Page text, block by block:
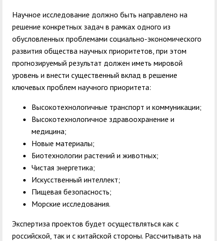
Научное исследование должно быть направлено на
решение конкретных задач в рамках одного из
обусловленных проблемами социально-экономического
развития общества научных приоритетов, при этом
прогнозируемый результат должен иметь мировой
уровень и внести существенный вклад в решение
ключевых проблем научного приоритета:
Высокотехнологичные транспорт и коммуникации;
Высокотехнологичное здравоохранение и
медицина;
Новые материалы;
Биотехнологии растений и животных;
Чистая энергетика;
Искусственный интеллект;
Пищевая безопасность;
Морские исследования.
Экспертиза проектов будет осуществляться как с
российской, так и с китайской стороны. Рассчитывать на